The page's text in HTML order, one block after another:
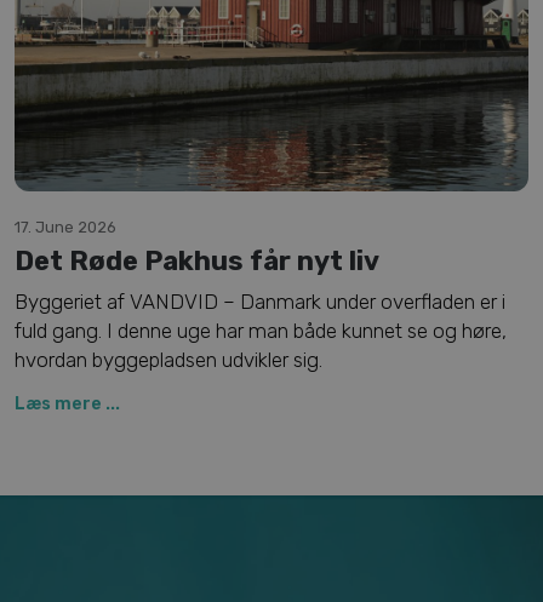
17. June 2026
Det Røde Pakhus får nyt liv
Byggeriet af VANDVID – Danmark under overfladen er i
fuld gang. I denne uge har man både kunnet se og høre,
hvordan byggepladsen udvikler sig.
Læs mere ...